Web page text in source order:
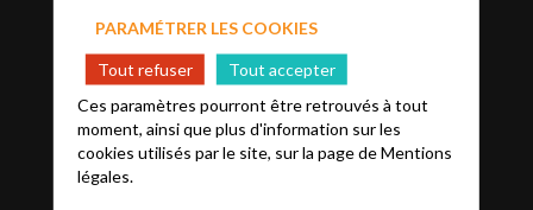
juillet 2019
juin 2019
mai 2019
avril 2019
mars 2019
novembre 2018
octobre 2018
PARAMÉTRER LES COOKIES
Tout refuser
Tout accepter
Ces paramètres pourront être retrouvés à tout
moment, ainsi que plus d'information sur les
cookies utilisés par le site, sur la page deMentions
légales.